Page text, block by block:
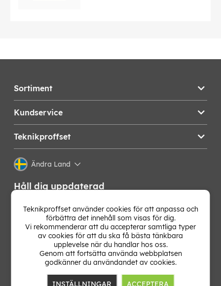
Sortiment
Kundservice
Teknikproffset
Ändra Land
Håll dig uppdaterad
Få de senaste nyheterna, hetaste erbjudandena och
bästa tipsen från oss direkt i din mejlkorg. Signa upp på
vårt nyhetsbrev!
Teknikproffset använder cookies för att anpassa och
förbättra det innehåll som visas för dig.
Vi rekommenderar att du accepterar samtliga typer
av cookies för att du ska få bästa tänkbara
upplevelse när du handlar hos oss.
Genom att fortsätta använda webbplatsen
godkänner du användandet av cookies.
INSTÄLLNINGAR ACCEPTERA